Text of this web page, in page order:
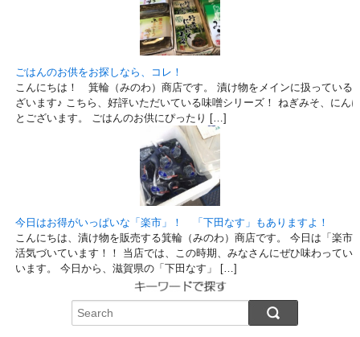
ごはんのお供をお探しなら、コレ！
こんにちは！ 箕輪（みのわ）商店です。 漬け物をメインに扱っている
ざいます♪ こちら、好評いただいている味噌シリーズ！ ねぎみそ、にん
とございます。 ごはんのお供にぴったり […]
今日はお得がいっぱいな「楽市」！ 「下田なす」もありますよ！
こんにちは、漬け物を販売する箕輪（みのわ）商店です。 今日は「楽
活気づいています！！ 当店では、この時期、みなさんにぜひ味わってい
います。 今日から、滋賀県の「下田なす」 […]